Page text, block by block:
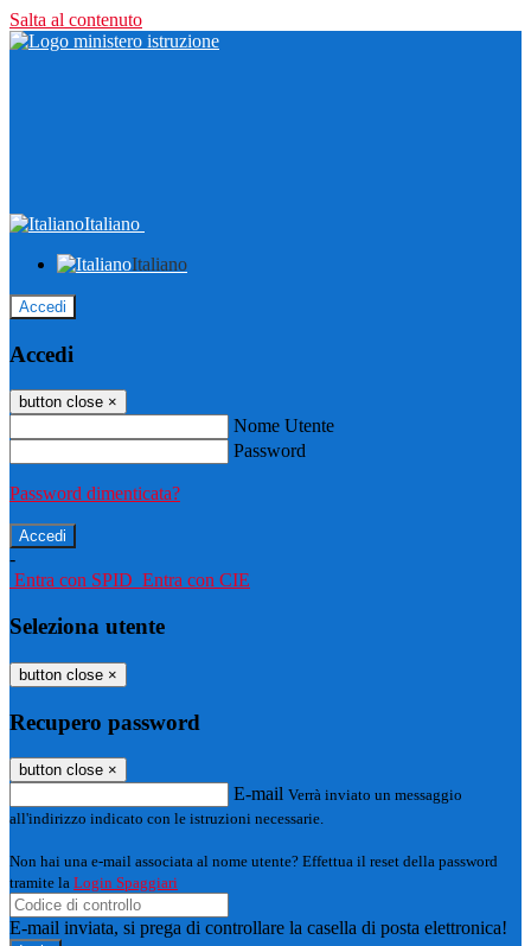
Salta al contenuto
Italiano
Italiano
Accedi
Accedi
button close ×
Nome Utente
Password
Password dimenticata?
-
Entra con SPID Entra con CIE
Seleziona utente
button close ×
Recupero password
button close ×
E-mail Verrà inviato un messaggio
all'indirizzo indicato con le istruzioni necessarie.
Non hai una e-mail associata al nome utente? Effettua il reset della password
tramite la Login Spaggiari
E-mail inviata, si prega di controllare la casella di posta elettronica!